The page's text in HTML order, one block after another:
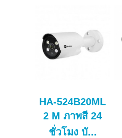
HA-524B20ML
2 M ภาพสี 24
ชั่วโมง บั...